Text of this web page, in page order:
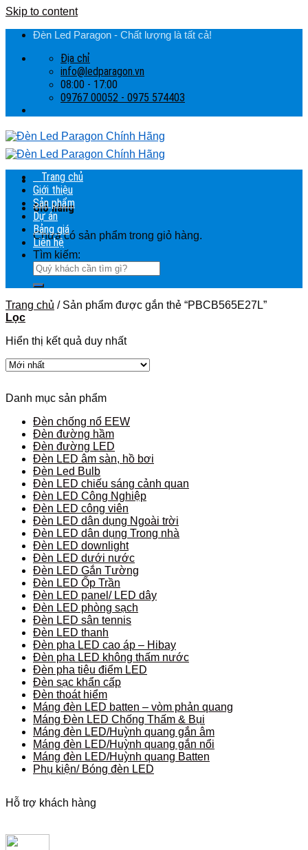
Skip to content
Đèn Led Paragon - Chất lượng là tất cả!
Địa chỉ
info@ledparagon.vn
08:00 - 17:00
09767 00052 - 0975 574403
Giỏ hàng
Chưa có sản phẩm trong giỏ hàng.
Trang chủ
Giới thiệu
Sản phẩm
Dự án
Bảng giá
Liên hệ
Tìm kiếm:
Trang chủ /Sản phẩm được gắn thẻ “PBCB565E27L”
Lọc
Hiển thị kết quả duy nhất
Danh mục sản phẩm
Đèn chống nổ EEW
Đèn đường hầm
Đèn đường LED
Đèn LED âm sàn, hồ bơi
Đèn Led Bulb
Đèn LED chiếu sáng cảnh quan
Đèn LED Công Nghiệp
Đèn LED công viên
Đèn LED dân dụng Ngoài trời
Đèn LED dân dụng Trong nhà
Đèn LED downlight
Đèn LED dưới nước
Đèn LED Gắn Tường
Đèn LED Ốp Trần
Đèn LED panel/ LED dây
Đèn LED phòng sạch
Đèn LED sân tennis
Đèn LED thanh
Đèn pha LED cao áp – Hibay
Đèn pha LED không thấm nước
Đèn pha tiêu điểm LED
Đèn sạc khẩn cấp
Đèn thoát hiểm
Máng đèn LED batten – vòm phản quang
Máng Đèn LED Chống Thấm & Bụi
Máng đèn LED/Huỳnh quang gắn âm
Máng đèn LED/Huỳnh quang gắn nổi
Máng đèn LED/Huỳnh quang Batten
Phụ kiện/ Bóng đèn LED
Hỗ trợ khách hàng